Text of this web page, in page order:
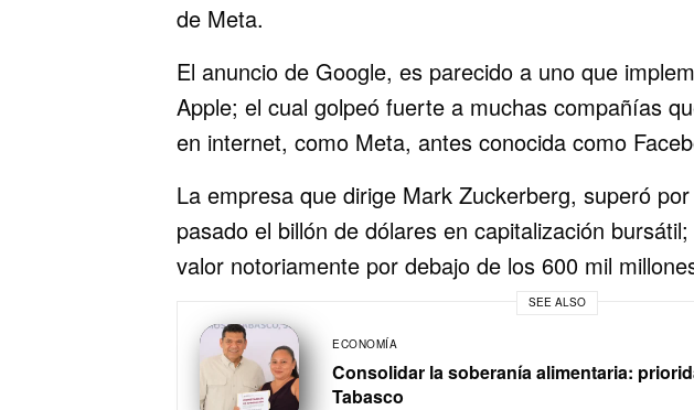
de Meta.
El anuncio de Google, es parecido a uno que
Apple; el cual golpeó fuerte a muchas compañías
en internet, como Meta, antes conocida como
La empresa que dirige Mark Zuckerberg, superó
pasado el billón de dólares en capitalización
valor notoriamente por debajo de los 600 mil
SEE ALSO
ECONOMÍA
Consolidar la soberanía alimentaria:
Tabasco